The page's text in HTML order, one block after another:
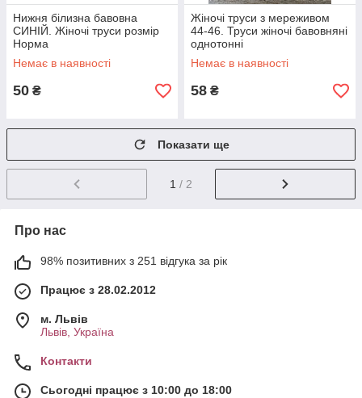
Нижня білизна бавовна
СИНІЙ. Жіночі труси розмір
Норма
Немає в наявності
50 ₴
Жіночі труси з мереживом
44-46. Труси жіночі бавовняні
однотонні
Немає в наявності
58 ₴
Показати ще
1 / 2
Про нас
98% позитивних з 251 відгука за рік
Працює з 28.02.2012
м. Львів
Львів, Україна
Контакти
Сьогодні працює з 10:00 до 18:00